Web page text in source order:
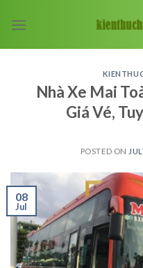
Nhà Xe Mai
Giá Vé,
POSTED ON
08
Jul